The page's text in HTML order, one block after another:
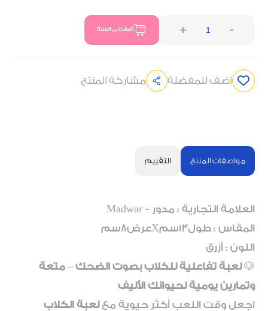
-
+ أضف إلى السلة
اضف للمفضلة مشاركة المنتج
مواصفات المنتج التقييم
العلامة التجارية : مدور - Madwar
المقاس : طول13سمXعرض8سم
اللون : أزرق
🐶لعبة تفاعلية للكلاب بصوت الضحك – متعة
وتمارين يومية لحيوانك الأليف
اجعل وقت اللعب أكثر حيوية معلعبة الكلاب